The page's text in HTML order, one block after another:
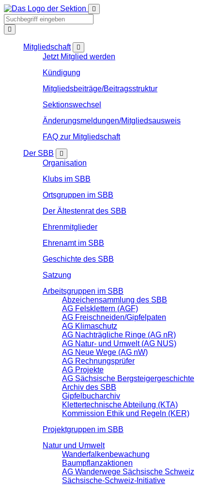
Mitgliedschaft
Jetzt Mitglied werden
Kündigung
Mitgliedsbeiträge/Beitragsstruktur
Sektionswechsel
Änderungsmeldungen/Mitgliedsausweis
FAQ zur Mitgliedschaft
Der SBB
Organisation
Klubs im SBB
Ortsgruppen im SBB
Der Ältestenrat des SBB
Ehrenmitglieder
Ehrenamt im SBB
Geschichte des SBB
Satzung
Arbeitsgruppen im SBB
Abzeichensammlung des SBB
AG Felsklettern (AGF)
AG Freischneiden/Gipfelpaten
AG Klimaschutz
AG Nachträgliche Ringe (AG nR)
AG Natur- und Umwelt (AG NUS)
AG Neue Wege (AG nW)
AG Rechnungsprüfer
AG Projekte
AG Sächsische Bergsteigergeschichte
Archiv des SBB
Gipfelbucharchiv
Klettertechnische Abteilung (KTA)
Kommission Ethik und Regeln (KER)
Projektgruppen im SBB
Natur und Umwelt
Wanderfalkenbewachung
Baumpflanzaktionen
AG Wanderwege Sächsische Schweiz
Sächsische-Schweiz-Initiative